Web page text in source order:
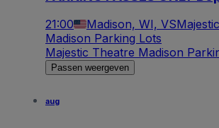
21:00 Madison, WI, VS
Madison Parking Lots
Majestic Theatre Madison
Passen weergeven
aug